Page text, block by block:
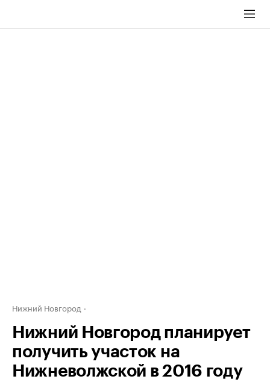
Нижний Новгород
Нижний Новгород планирует
получить участок на
Нижневолжской в 2016 году